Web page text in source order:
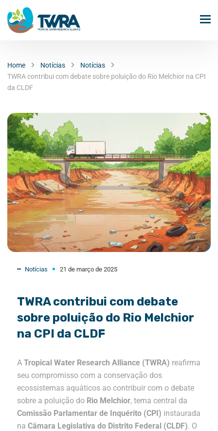
Home Notícias
Notícias
TWRA contribui com debate sobre poluição do Rio Melchior na CPI
da CLDF
Notícias 21 de março de 2025
TWRA contribui com debate
sobre poluição do Rio Melchior
na CPI da CLDF
A Tropical Water Research Alliance (TWRA) reafirma
seu compromisso com a conservação dos
ecossistemas aquáticos ao contribuir com o debate
sobre a poluição do Rio Melchior, tema central da
Comissão Parlamentar de Inquérito (CPI) instaurada
na Câmara Legislativa do Distrito Federal (CLDF). O